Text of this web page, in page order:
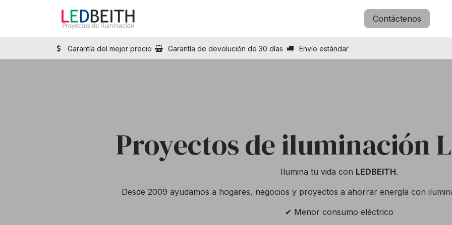
Contáctenos
Garantía del mejor precio Garantía de devolución de 30 días Envío estándar
Proyectos de iluminación
Ilumina tu vida con LEDBEITH.
Desde 2009 ayudamos a hogares, negocios y proyectos a ahorrar energía con
✔ Menor consumo eléctrico